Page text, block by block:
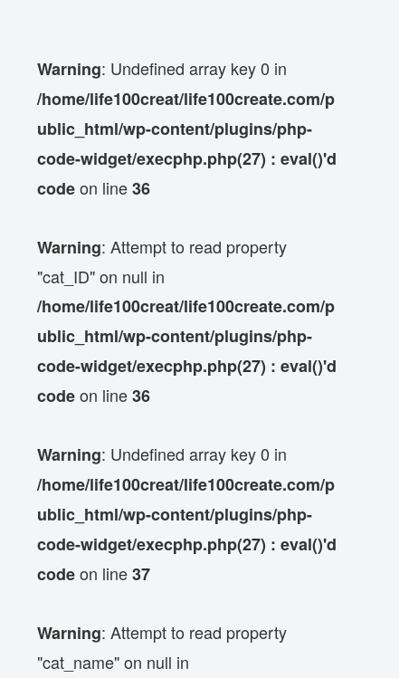
Warning: Undefined array key 0 in
/home/life100creat/life100create.com/p
ublic_html/wp-content/plugins/php-
code-widget/execphp.php(27) : eval()'d
codeon line36
Warning: Attempt to read property
"cat_ID" on null in
/home/life100creat/life100create.com/p
ublic_html/wp-content/plugins/php-
code-widget/execphp.php(27) : eval()'d
codeon line36
Warning: Undefined array key 0 in
/home/life100creat/life100create.com/p
ublic_html/wp-content/plugins/php-
code-widget/execphp.php(27) : eval()'d
codeon line37
Warning: Attempt to read property
"cat_name" on null in